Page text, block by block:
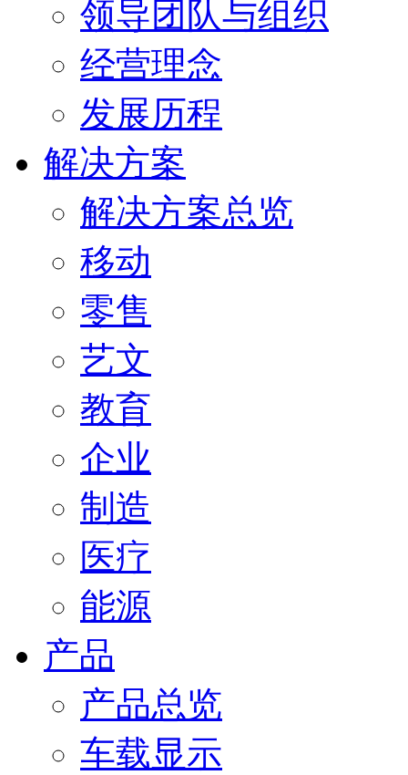
领导团队与组织
经营理念
发展历程
解决方案
解决方案总览
移动
零售
艺文
教育
企业
制造
医疗
能源
产品
产品总览
车载显示